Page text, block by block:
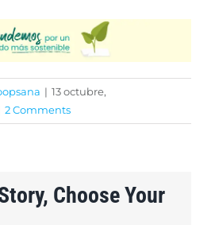
| 13 octubre,
2 Comments
Choose Your